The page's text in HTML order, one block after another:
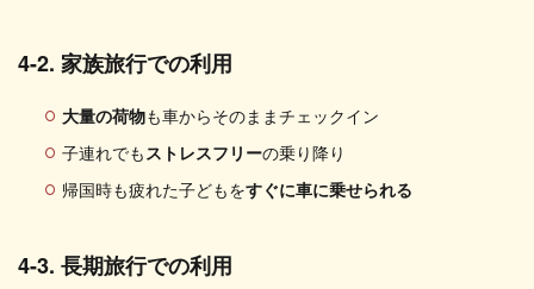
4-2. 家族旅行での利用
大量の荷物も車からそのままチェックイン
子連れでもストレスフリーの乗り降り
帰国時も疲れた子どもをすぐに車に乗せられる
4-3. 長期旅行での利用